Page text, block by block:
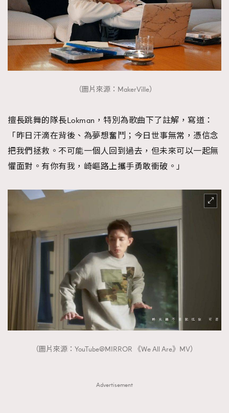
（圖片來源：MakerVille）
擅長跳舞的隊長Lokman，特別為歌曲下了註解，寫道：
「昨日汗滴在背後、為夢想奮鬥；今日世事無常，憑信念
把我們拯救。不可能一個人回到過去，但未來可以一起無
懼面對。有你有我，崎嶇路上攜手勇敢衝破。」
（圖片來源：YouTube@MIRROR 《We All Are》MV）
Advertisement